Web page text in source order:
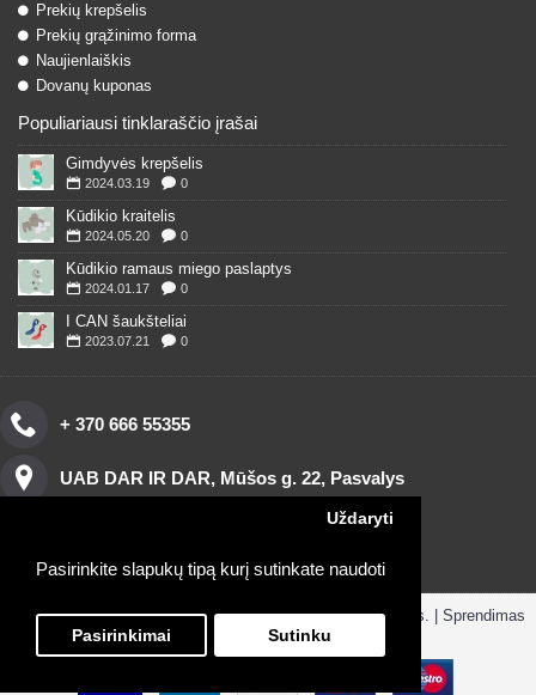
Pasirinkite slapukų tipą kurį sutinkate naudoti
Uždaryti
Pasirinkimai Sutinku
Prekių krepšelis
Prekių grąžinimo forma
Naujienlaiškis
Dovanų kuponas
Populiariausi tinklaraščio įrašai
Gimdyvės krepšelis
2024.03.19 0
Kūdikio kraitelis
2024.05.20 0
Kūdikio ramaus miego paslaptys
2024.01.17 0
I CAN šaukšteliai
2023.07.21 0
+ 370 666 55355
UAB DAR IR DAR, Mūšos g. 22, Pasvalys
Copyright © 2016, www.darirdar.lt visos teisės saugomos. | Sprendimas
ParduotuvesNuoma.lt